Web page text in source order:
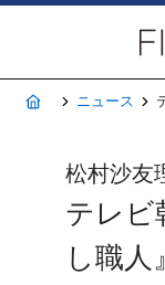
ホームニュース
松村沙友
テレビ
し職人